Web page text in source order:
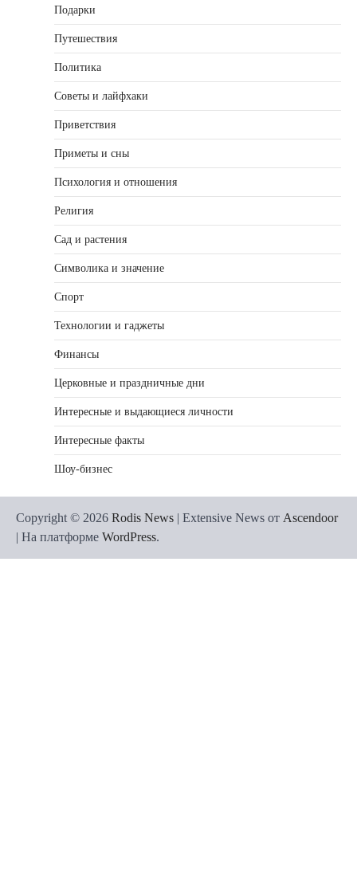
Подарки
Путешествия
Политика
Советы и лайфхаки
Приветствия
Приметы и сны
Психология и отношения
Религия
Сад и растения
Символика и значение
Спорт
Технологии и гаджеты
Финансы
Церковные и праздничные дни
Интересные и выдающиеся личности
Интересные факты
Шоу-бизнес
Copyright © 2026 Rodis News | Extensive News от Ascendoor
| На платформе WordPress.